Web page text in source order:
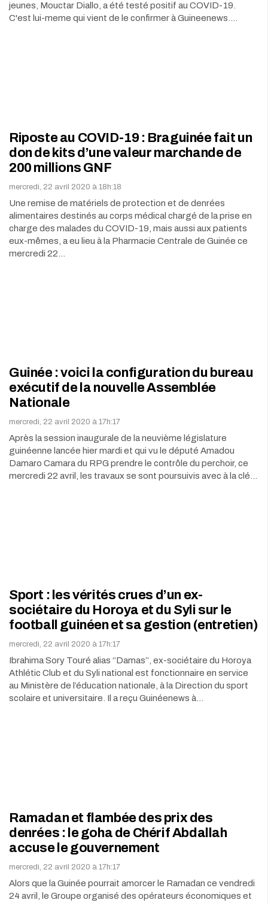
jeunes, Mouctar Diallo, a été testé positif au COVID-19.
C'est lui-meme qui vient de le confirmer à Guineenews.…
Riposte au COVID-19 : Braguinée fait un
don de kits d’une valeur marchande de
200 millions GNF
mercredi, 22 avril 2020 à 18h:18
Une remise de matériels de protection et de denrées
alimentaires destinés au corps médical chargé de la prise en
charge des malades du COVID-19, mais aussi aux patients
eux-mêmes, a eu lieu à la Pharmacie Centrale de Guinée ce
mercredi 22…
Guinée : voici la configuration du bureau
exécutif de la nouvelle Assemblée
Nationale
mercredi, 22 avril 2020 à 17h:17
Après la session inaugurale de la neuvième législature
guinéenne lancée hier mardi et qui vu le député Amadou
Damaro Camara du RPG prendre le contrôle du perchoir, ce
mercredi 22 avril, les travaux se sont poursuivis avec à la clé…
Sport : les vérités crues d’un ex-
sociétaire du Horoya et du Syli sur le
football guinéen et sa gestion (entretien)
mercredi, 22 avril 2020 à 17h:17
Ibrahima Sory Touré alias ‘’Damas’’, ex-sociétaire du Horoya
Athlétic Club et du Syli national est fonctionnaire en service
au Ministère de l’éducation nationale, à la Direction du sport
scolaire et universitaire. Il a reçu Guinéenews à…
Ramadan et flambée des prix des
denrées : le goha de Chérif Abdallah
accuse le gouvernement
mercredi, 22 avril 2020 à 17h:17
Alors que la Guinée pourrait amorcer le Ramadan ce vendredi
24 avril, le Groupe organisé des opérateurs économiques et